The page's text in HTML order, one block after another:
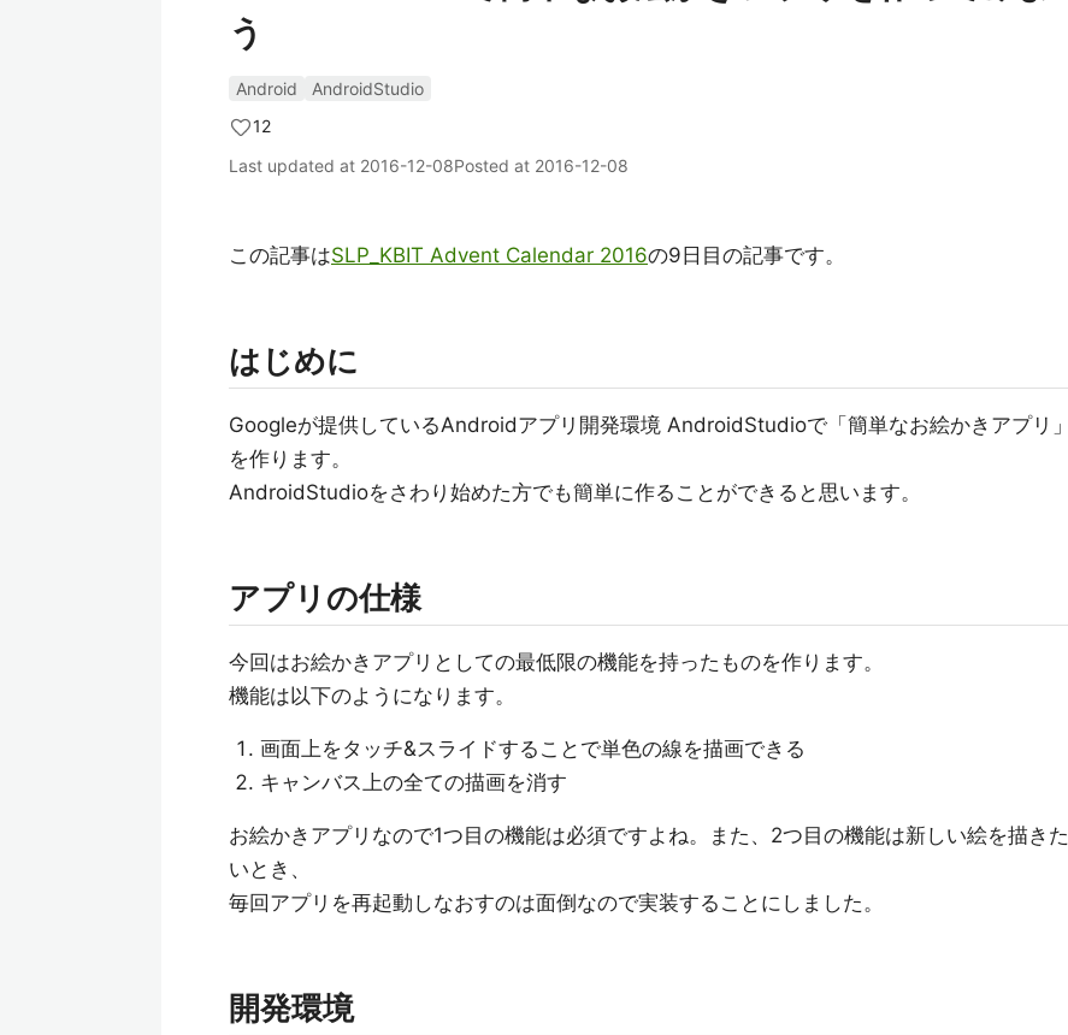
う
Android
AndroidStudio
12
Last updated at 2016-12-08Posted at 2016-12-08
この記事はSLP_KBIT Advent Calendar 2016の9日目の記事です。
はじめに
Googleが提供しているAndroidアプリ開発環境 AndroidStudioで「簡単なお絵かきアプリ」
を作ります。
AndroidStudioをさわり始めた方でも簡単に作ることができると思います。
アプリの仕様
今回はお絵かきアプリとしての最低限の機能を持ったものを作ります。
機能は以下のようになります。
画面上をタッチ&スライドすることで単色の線を描画できる
キャンバス上の全ての描画を消す
お絵かきアプリなので1つ目の機能は必須ですよね。また、2つ目の機能は新しい絵を描きた
いとき、
毎回アプリを再起動しなおすのは面倒なので実装することにしました。
開発環境